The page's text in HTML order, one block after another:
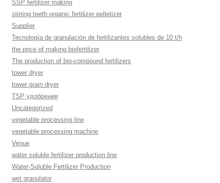
SSP fertilizer making
stirring teeth organic fertilizer pelletizer
Supplier
Tecnología de granulación de fertilizantes solubles de 10 t/h
the price of making biofertilizer
The production of bio-compound fertilizers
tower dryer
tower grain dryer
TSP удобрения
Uncategorized
vegetable processing line
vegetable processing machine
Venue
water soluble fertilizer production line
Water-Soluble Fertilizer Production
wet granulator